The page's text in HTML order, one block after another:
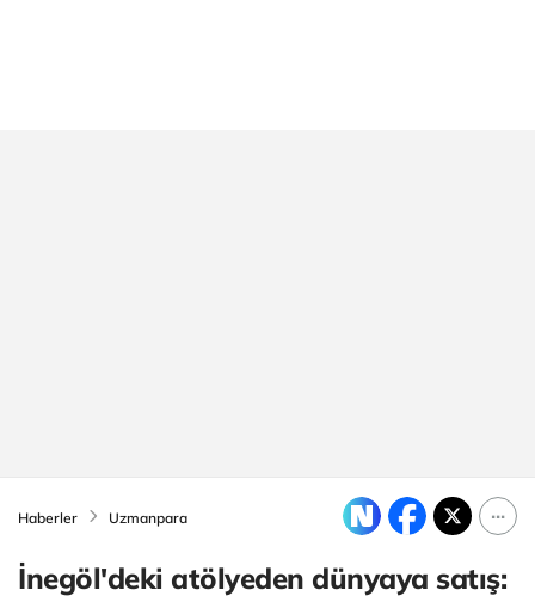
Haberler Uzmanpara
İnegöl'deki atölyeden dünyaya satış: